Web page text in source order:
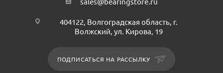
404122, Волгоградская область, г.
Волжский, ул. Кирова, 19
ПОДПИСАТЬСЯ НА РАССЫЛКУ